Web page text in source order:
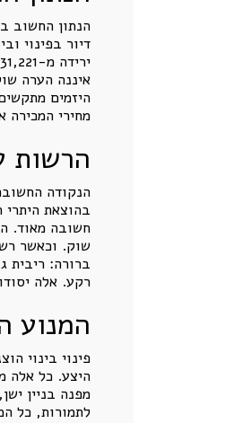
איננה הערה
היזמים
מחירי המכירה
הרשות
בהוצאת היתרי
חשובה מאוד.
שוק. וכאשר
ברורה: ריבית
רקע. אלה
המנוע
פינוי בינוי
היצע. כל אלה
מפנה בניין
לתמורות, כל